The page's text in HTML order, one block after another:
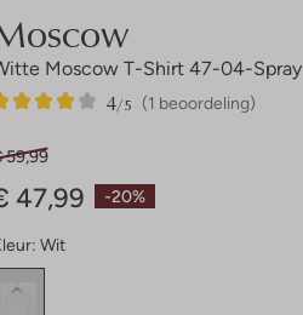
Moscow T-Shirt 47-04-Spray
(1 beoordeling)
4/5
-20%
59,99
47,99
Wit